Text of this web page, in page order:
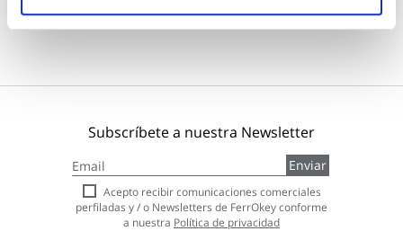
Subscríbete a nuestra Newsletter
a
nuestro
boletín
de
Enviar
Acepto recibir comunicaciones comerciales
perfiladas y / o Newsletters de FerrOkey conforme
a nuestra Política de privacidad